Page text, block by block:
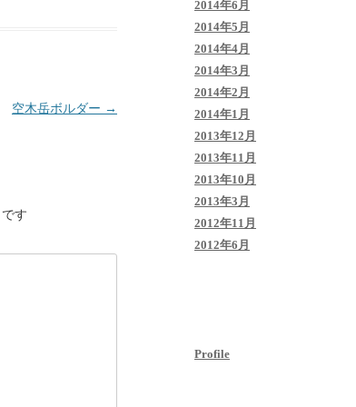
空木岳ボルダー →
す
2014年6月
2014年5月
2014年4月
2014年3月
2014年2月
2014年1月
2013年12月
2013年11月
2013年10月
2013年3月
2012年11月
2012年6月
Profile